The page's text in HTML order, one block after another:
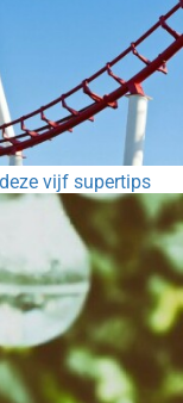
vijf supertips